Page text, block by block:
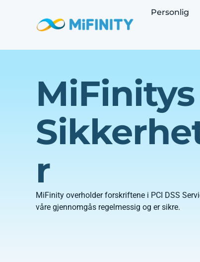
Personlig
MiFinitys
r
MiFinity overholder forskriftene i PCI DSS
våre gjennomgås regelmessig og er sikre.